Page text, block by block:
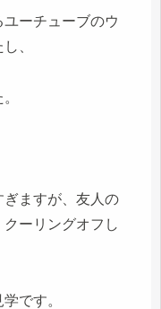
ユーチューブのウ
、
ますが、友人の
ーリングオフし
です。